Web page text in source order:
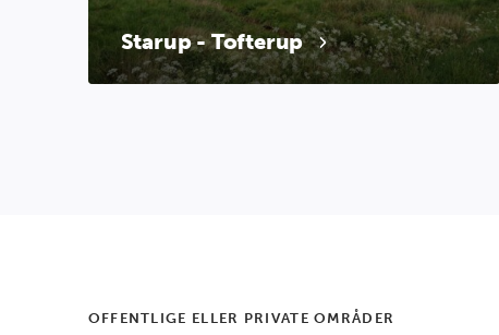
Starup - Tofterup
OFFENTLIGE ELLER PRIVATE OMRÅDER